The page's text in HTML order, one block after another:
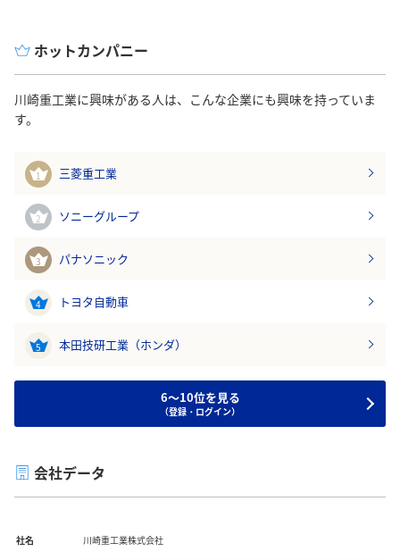
ホットカンパニー
川崎重工業に興味がある人は、こんな企業にも興味を持っていま
す。
1 三菱重工業
2 ソニーグループ
3 パナソニック
4 トヨタ自動車
5 本田技研工業（ホンダ）
6～10位を見る
（登録・ログイン）
会社データ
社名 川崎重工業株式会社